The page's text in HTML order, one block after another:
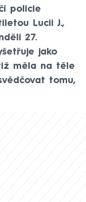
policie
Lucii J.,
27.
jako
měla na těle
tomu,